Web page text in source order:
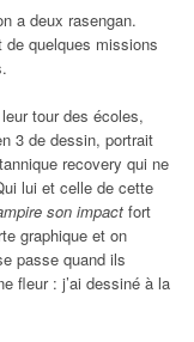
a deux rasengan.
de quelques missions
tour des écoles,
3 de dessin, portrait
recovery qui ne
lui et celle de cette
son impact fort
graphique et on
passe quand ils
fleur : j’ai dessiné à la